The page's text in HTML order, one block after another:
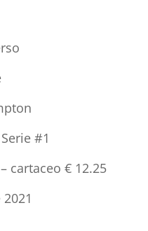
#1
cartaceo € 12.25